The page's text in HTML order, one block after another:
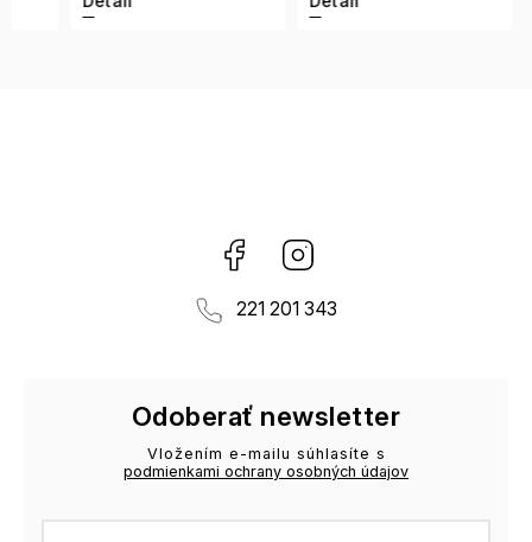
Facebook
221 201 343
Odoberať newsletter
Vložením e-mailu súhlasíte s
podmienkami ochrany osobných údajov